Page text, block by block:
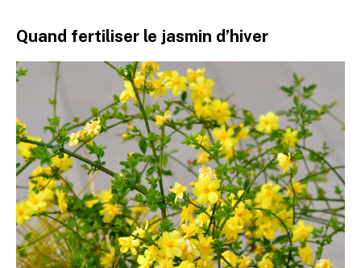
Quand fertiliser le jasmin d’hiver